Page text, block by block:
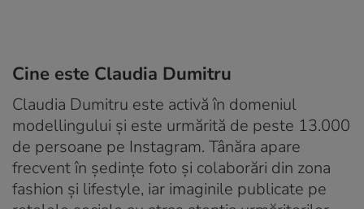
Cine este Claudia Dumitru
Claudia Dumitru este activă în domeniul
modellingului și este urmărită de peste 13.000
de persoane pe Instagram. Tânăra apare
frecvent în ședințe foto și colaborări din zona
fashion și lifestyle, iar imaginile publicate pe